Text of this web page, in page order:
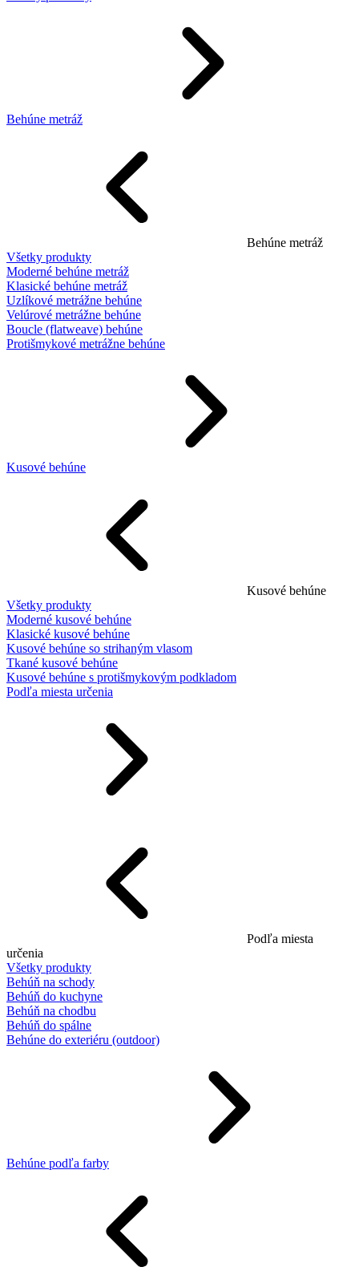
Behúne metráž
Behúne metráž
Všetky produkty
Moderné behúne metráž
Klasické behúne metráž
Uzlíkové metrážne behúne
Velúrové metrážne behúne
Boucle (flatweave) behúne
Protišmykové metrážne behúne
Kusové behúne
Kusové behúne
Všetky produkty
Moderné kusové behúne
Klasické kusové behúne
Kusové behúne so strihaným vlasom
Tkané kusové behúne
Kusové behúne s protišmykovým podkladom
Podľa miesta určenia
Podľa miesta
určenia
Všetky produkty
Behúň na schody
Behúň do kuchyne
Behúň na chodbu
Behúň do spálne
Behúne do exteriéru (outdoor)
Behúne podľa farby